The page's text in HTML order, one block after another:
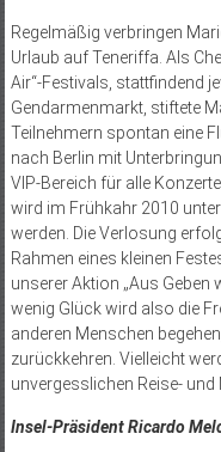
Regelmäßig verbringen
Urlaub auf Teneriffa. Als
Air“-Festivals, stattfindend
Gendarmenmarkt, stiftete
Teilnehmern spontan eine
nach Berlin mit
VIP-Bereich für alle
wird im Frühkahr 2010
werden. Die Verlosung
Rahmen eines kleinen
unserer Aktion „Aus Geben
wenig Glück wird also die
anderen Menschen
zurückkehren. Vielleicht
unvergesslichen Reise- und
Insel-Präsident Ricardo